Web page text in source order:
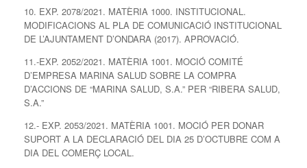
10. EXP. 2078/2021. MATÈRIA 1000. INSTITUCIONAL.
MODIFICACIONS AL PLA DE COMUNICACIÓ INSTITUCIONAL
DE L’AJUNTAMENT D’ONDARA (2017). APROVACIÓ.
11.-EXP. 2052/2021. MATÈRIA 1001. MOCIÓ COMITÉ
D’EMPRESA MARINA SALUD SOBRE LA COMPRA
D’ACCIONS DE “MARINA SALUD, S.A.” PER “RIBERA SALUD,
S.A.”
12.- EXP. 2053/2021. MATÈRIA 1001. MOCIÓ PER DONAR
SUPORT A LA DECLARACIÓ DEL DIA 25 D’OCTUBRE COM A
DIA DEL COMERÇ LOCAL.